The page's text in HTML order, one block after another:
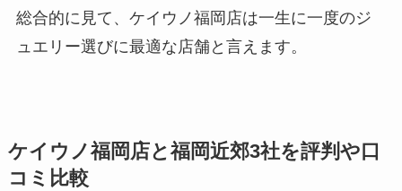
総合的に見て、ケイウノ福岡店は一生に一度のジ
ュエリー選びに最適な店舗と言えます。
ケイウノ福岡店と福岡近郊3社を評判や口
コミ比較